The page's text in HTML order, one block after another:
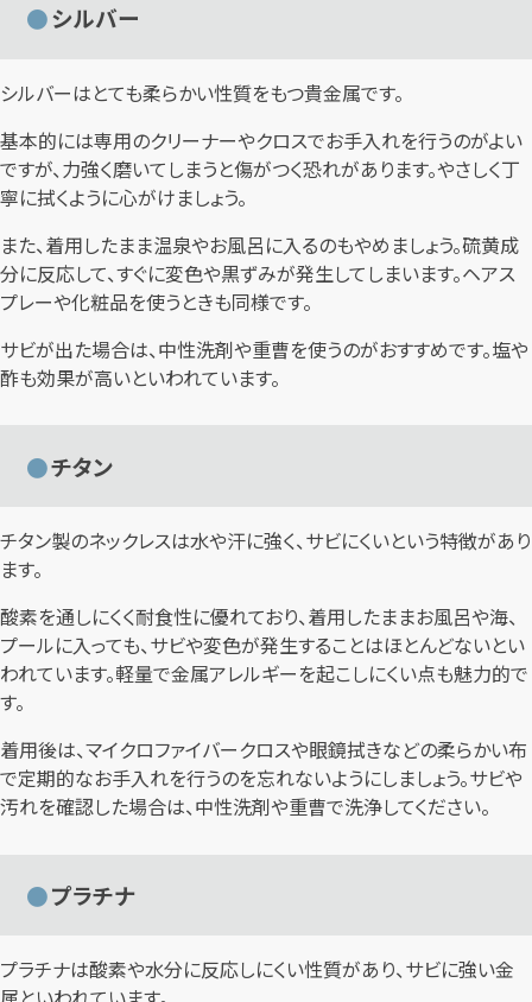
シルバー
シルバーはとても柔らかい性質をもつ貴金属です。
基本的には専用のクリーナーやクロスでお手入れを行うのがよい
ですが、力強く磨いてしまうと傷がつく恐れがあります。やさしく丁
寧に拭くように心がけましょう。
また、着用したまま温泉やお風呂に入るのもやめましょう。硫黄成
分に反応して、すぐに変色や黒ずみが発生してしまいます。ヘアス
プレーや化粧品を使うときも同様です。
サビが出た場合は、中性洗剤や重曹を使うのがおすすめです。塩や
酢も効果が高いといわれています。
チタン
チタン製のネックレスは水や汗に強く、サビにくいという特徴があり
ます。
酸素を通しにくく耐食性に優れており、着用したままお風呂や海、
プールに入っても、サビや変色が発生することはほとんどないとい
われています。軽量で金属アレルギーを起こしにくい点も魅力的で
す。
着用後は、マイクロファイバークロスや眼鏡拭きなどの柔らかい布
で定期的なお手入れを行うのを忘れないようにしましょう。サビや
汚れを確認した場合は、中性洗剤や重曹で洗浄してください。
プラチナ
プラチナは酸素や水分に反応しにくい性質があり、サビに強い金